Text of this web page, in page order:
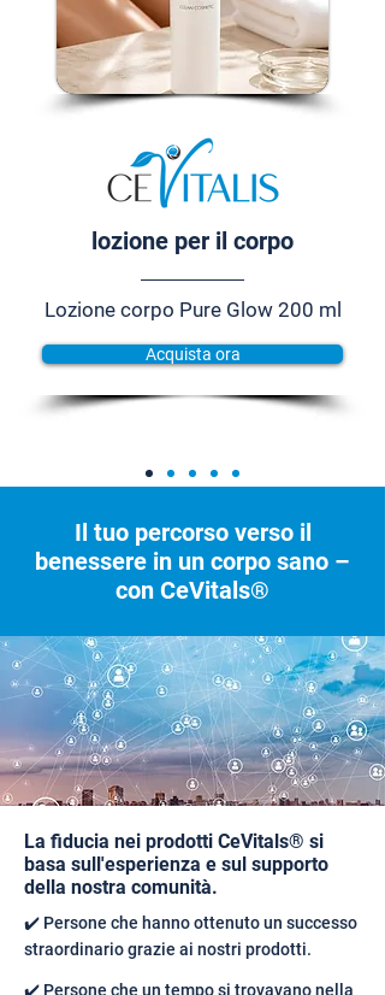
lozione per il corpo
Lozione corpo Pure Glow 200 ml
Acquista ora
Il tuo percorso verso il
benessere in un corpo sano –
con CeVitals®
La fiducia nei prodotti CeVitals® si
basa sull'esperienza e sul supporto
della nostra comunità.
✔️ Persone che hanno ottenuto un successo
straordinario grazie ai nostri prodotti.
✔️ Persone che un tempo si trovavano nella